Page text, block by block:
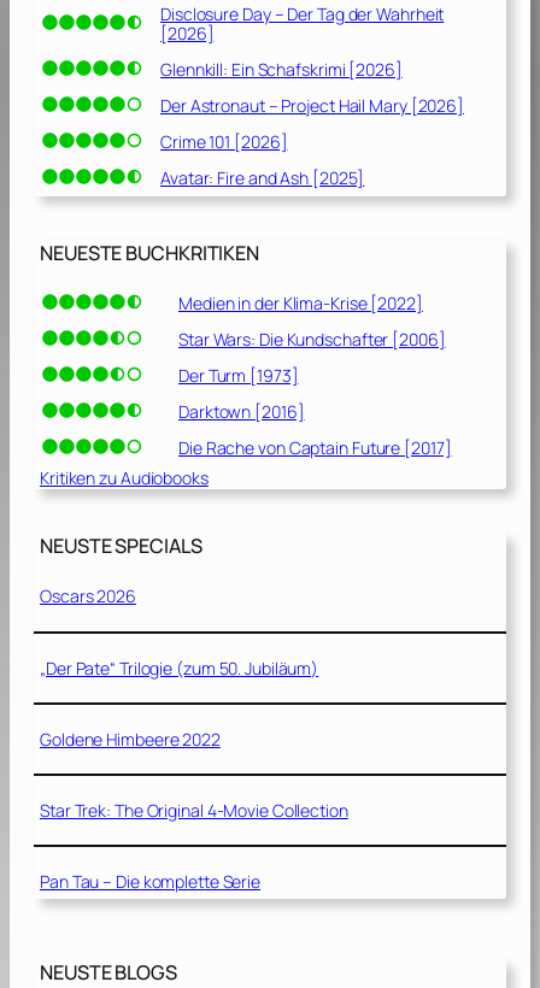
Disclosure Day – Der Tag der Wahrheit
[2026]
Glennkill: Ein Schafskrimi [2026]
Der Astronaut – Project Hail Mary [2026]
Crime 101 [2026]
Avatar: Fire and Ash [2025]
NEUESTE BUCHKRITIKEN
Medien in der Klima-Krise [2022]
Star Wars: Die Kundschafter [2006]
Der Turm [1973]
Darktown [2016]
Die Rache von Captain Future [2017]
Kritiken zu Audiobooks
NEUSTE SPECIALS
Oscars 2026
„Der Pate“ Trilogie (zum 50. Jubiläum)
Goldene Himbeere 2022
Star Trek: The Original 4-Movie Collection
Pan Tau – Die komplette Serie
NEUSTE BLOGS